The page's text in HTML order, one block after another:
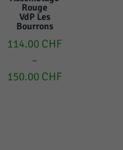
Rouge
VdP Les
Bourrons
114.00 CHF
–
150.00 CHF